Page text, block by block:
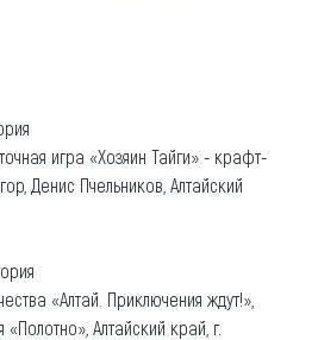
игра «Хозяин Тайги» - крафт-
Денис Пчельников, Алтайский
«Алтай. Приключения ждут!»,
Алтайский край, г.